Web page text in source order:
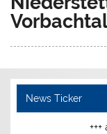
News Ticker
+++